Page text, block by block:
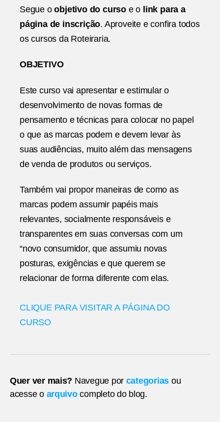
Segue oobjetivo do curso e o link para a
página de inscrição. Aproveite e confira todos
os cursos da Roteiraria.
OBJETIVO
Este curso vai apresentar e estimular o
desenvolvimento de novas formas de
pensamento e técnicas para colocar no papel
o que as marcas podem e devem levar às
suas audiências, muito além das mensagens
de venda de produtos ou serviços.
Também vai propor maneiras de como as
marcas podem assumir papéis mais
relevantes, socialmente responsáveis e
transparentes em suas conversas com um
“novo consumidor, que assumiu novas
posturas, exigências e que querem se
relacionar de forma diferente com elas.
CLIQUE PARA VISITAR A PÁGINA DO
CURSO
Quer ver mais? Navegue por categorias ou
acesse o arquivocompleto do blog.